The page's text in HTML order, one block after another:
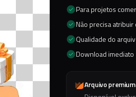
Para projetos
Não precisa atribuir
Qualidade do
Download imediato
Arquivo premium